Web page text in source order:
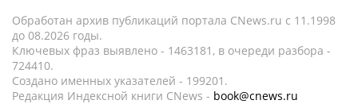
Обработан архив публикаций портала CNews.ru c 11.1998
до 08.2026 годы.
Ключевых фраз выявлено - 1463181, в очереди разбора -
724410.
Создано именных указателей - 199201.
Редакция Индексной книги CNews - book@cnews.ru